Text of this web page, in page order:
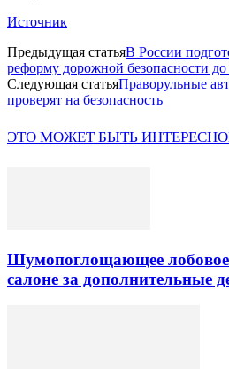
Источник
Предыдущая статьяВ России
реформу дорожной безопасности до
Следующая статьяПраворульные
проверят на безопасность
ЭТО МОЖЕТ БЫТЬ ИНТЕРЕСНО
Шумопоглощающее
салоне за дополнительные